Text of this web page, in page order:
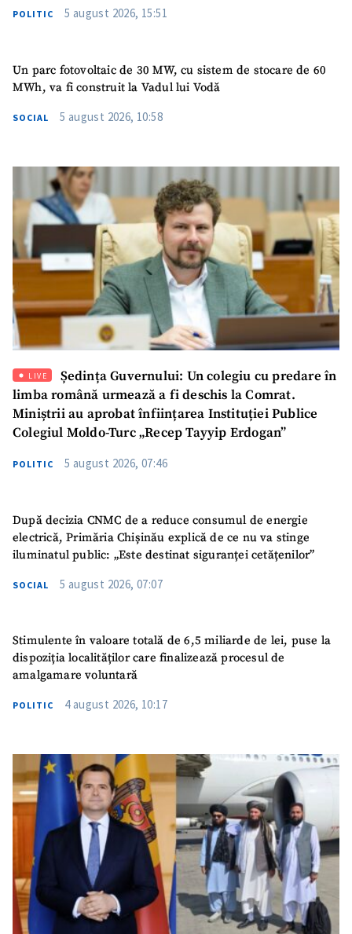
POLITIC 5 august 2026, 15:51
Un parc fotovoltaic de 30 MW, cu sistem de stocare de 60
MWh, va fi construit la Vadul lui Vodă
SOCIAL 5 august 2026, 10:58
LIVE
Ședința Guvernului: Un colegiu cu predare în
limba română urmează a fi deschis la Comrat.
Miniștrii au aprobat înființarea Instituției Publice
Colegiul Moldo-Turc „Recep Tayyip Erdogan”
POLITIC 5 august 2026, 07:46
După decizia CNMC de a reduce consumul de energie
electrică, Primăria Chișinău explică de ce nu va stinge
iluminatul public: „Este destinat siguranței cetățenilor”
SOCIAL 5 august 2026, 07:07
Stimulente în valoare totală de 6,5 miliarde de lei, puse la
dispoziția localităților care finalizează procesul de
amalgamare voluntară
POLITIC 4 august 2026, 10:17
ȘTIREA MEA
Fotografie
+ Încarcă imagine
Mesajul știrei
+ Mesajul știrei
CONTACT SURSĂ
Sursă anonimă
Nume+ Numele meu
Email + Emailul meu
Telefon
+ Telefon personal
acord cupolitica de
TRIMITE ȘTIREA